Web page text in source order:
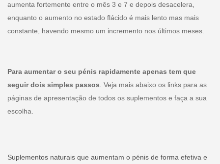
aumenta fortemente entre o mês 3 e 7 e depois desacelera,
enquanto o aumento no estado flácido é mais lento mas mais
constante, havendo mesmo um incremento nos últimos meses.
Para aumentar o seu pénis rapidamente apenas tem que
seguir dois simples passos. Veja mais abaixo os links para as
páginas de apresentação de todos os suplementos e faça a sua
escolha.
Suplementos naturais que aumentam o pénis de forma efetiva e